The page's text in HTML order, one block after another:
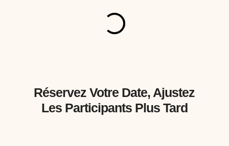
Réservez Votre Date, Ajustez
Les Participants Plus Tard